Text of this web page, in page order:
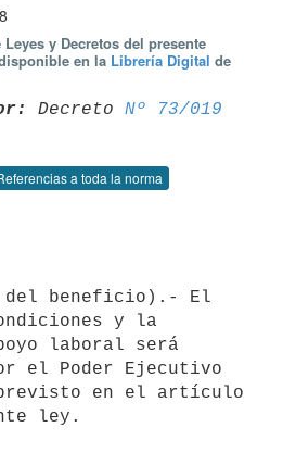
y Decretos del presente
en la Librería Digital de
Decreto Nº 73/019
a toda la norma
y la
laboral será
el Poder Ejecutivo
en el artículo